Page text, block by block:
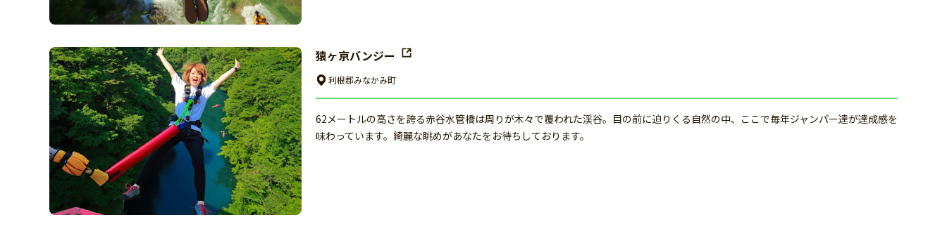
猿ヶ京バンジー
利根郡みなかみ町
62メートルの高さを誇る赤谷水管橋は周りが木々で覆われた渓谷。目の前に迫りくる自然の中、ここで毎年ジャンパー達が達成感を
味わっています。綺麗な眺めがあなたをお待ちしております。